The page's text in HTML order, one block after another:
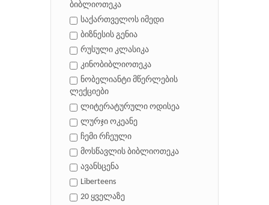
ბიბლიოთეკა
საქართველოს იმედი
ბიზნესის გენია
რუსული კლასიკა
კინობიბლიოთეკა
ნობელიანტი მწერლების
ლექციები
ლიტერატურული ოდისეა
ლურჯი ოკეანე
ჩემი რჩეული
მოსწავლის ბიბლიოთეკა
ავანსცენა
Liberteens
20 ყველაზე